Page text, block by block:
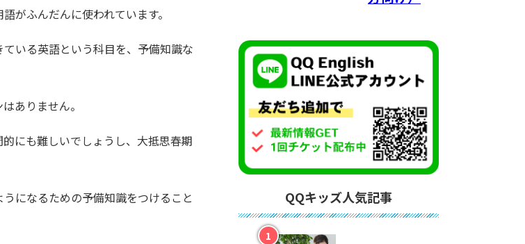
がふんだんに使われています。
いる英語という科目を、予備知識な
ありません。
にも難しいでしょうし、大抵思春期
になるための予備知識をつけること
QQキッズ人気記事